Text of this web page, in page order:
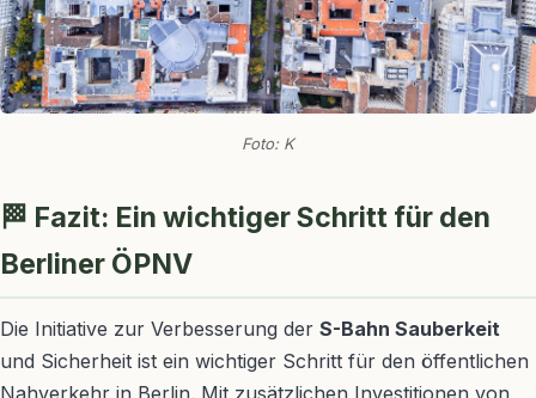
Foto: K
🏁 Fazit: Ein wichtiger Schritt für den
Berliner ÖPNV
Die Initiative zur Verbesserung der S-Bahn Sauberkeit
und Sicherheit ist ein wichtiger Schritt für den öffentlichen